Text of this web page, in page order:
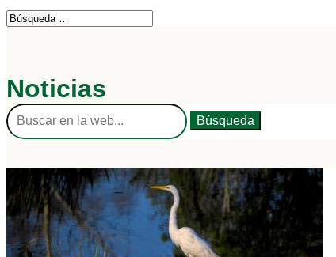
Noticias
Buscar: